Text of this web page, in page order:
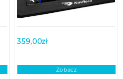
359,00zł
Zobacz